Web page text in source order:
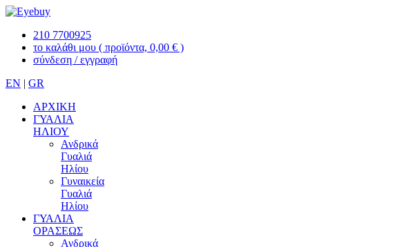
210 7700925
το καλάθι μου ( προϊόντα, 0,00 € )
σύνδεση / εγγραφή
EN | GR
ΑΡΧΙΚΗ
ΓΥΑΛΙΑ
ΗΛΙΟΥ
Ανδρικά
Γυαλιά
Ηλίου
Γυναικεία
Γυαλιά
Ηλίου
ΓΥΑΛΙΑ
ΟΡΑΣΕΩΣ
Ανδρικά